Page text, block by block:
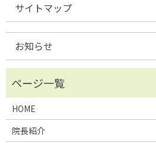
サイトマップ
お知らせ
HOME
院長紹介